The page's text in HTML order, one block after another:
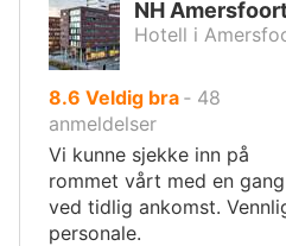
NH
Hotell i
8.6 av
10,
Veldig bra ‐ 48
anmeldelser
Vi kunne sjekke inn på
rommet vårt med en gang
ved tidlig ankomst.
personale.